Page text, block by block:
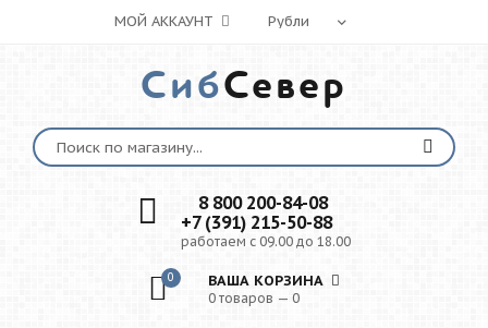
МОЙ АККАУНТ
СибСевер
8 800 200-84-08
+7 (391) 215-50-88
работаем с 09.00 до 18.00
0 ВАША КОРЗИНА
0 товаров — 0